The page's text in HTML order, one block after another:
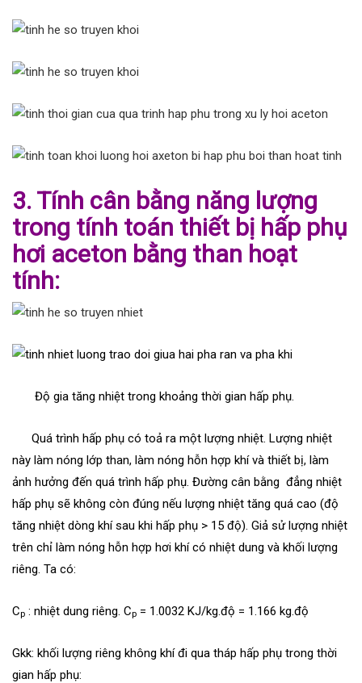
3. Tính cân bằng năng lượng
trong tính toán thiết bị hấp phụ
hơi aceton bằng than hoạt
tính:
Độ gia tăng nhiệt trong khoảng thời gian hấp phụ.
Quá trình hấp phụ có toả ra một lượng nhiệt. Lượng nhiệt
này làm nóng lớp than, làm nóng hỗn hợp khí và thiết bị, làm
ảnh hưởng đến quá trình hấp phụ. Đường cân bằng đẳng nhiệt
hấp phụ sẽ không còn đúng nếu lượng nhiệt tăng quá cao (độ
tăng nhiệt dòng khí sau khi hấp phụ > 15 độ). Giả sử lượng nhiệt
trên chỉ làm nóng hỗn hợp hơi khí có nhiệt dung và khối lượng
riêng. Ta có:
Cp : nhiệt dung riêng. Cp = 1.0032 KJ/kg.độ = 1.166 kg.độ
Gkk: khối lượng riêng không khí đi qua tháp hấp phụ trong thời
gian hấp phụ: